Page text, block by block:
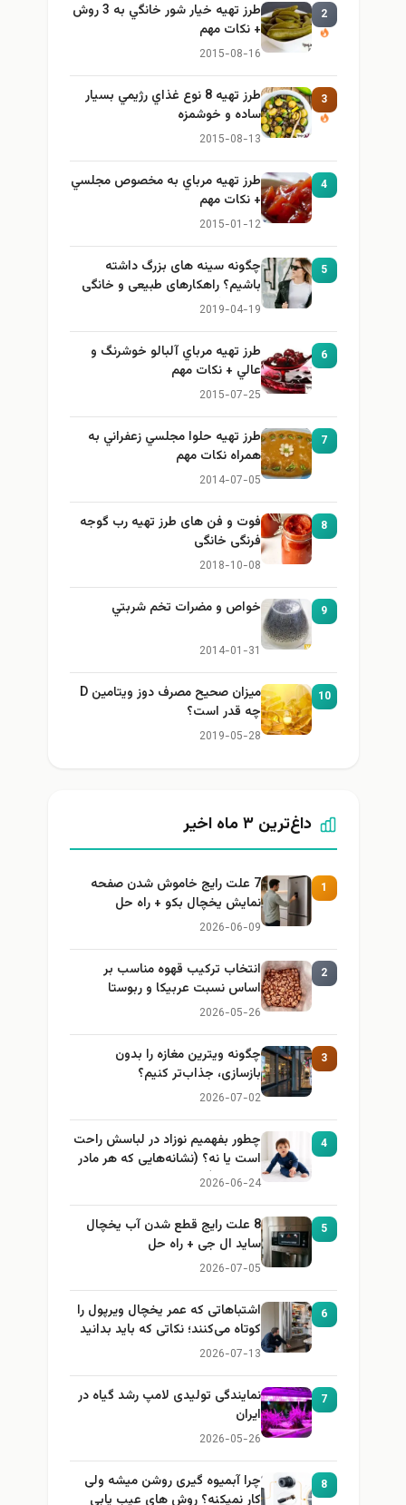
2
طرز تهيه خیار شور خانگي به 3 روش
+ نكات مهم
2015-08-16
3
طرز تهيه 8 نوع غذاي رژيمي بسيار
ساده و خوشمزه
2015-08-13
4
طرز تهيه مرباي به مخصوص مجلسي
+ نكات مهم
2015-01-12
5
چگونه سینه های بزرگ داشته
باشیم؟ راهکارهای طبیعی و خانگی
برای بزرگ کردن سینه
2019-04-19
6
طرز تهيه مرباي آلبالو خوشرنگ و
عالي + نكات مهم
2015-07-25
7
طرز تهيه حلوا مجلسي زعفراني به
همراه نكات مهم
2014-07-05
8
فوت و فن های طرز تهیه رب گوجه
فرنگی خانگی
2018-10-08
9 خواص و مضرات تخم شربتي
2014-01-31
10
میزان صحیح مصرف دوز ویتامین D
چه قدر است؟
2019-05-28
داغ‌ترین ۳ ماه اخیر
1
7 علت رایج خاموش شدن صفحه
نمایش یخچال بکو + راه حل
2026-06-09
2
انتخاب ترکیب قهوه مناسب بر
اساس نسبت عربیکا و ربوستا
2026-05-26
3
چگونه ویترین مغازه را بدون
بازسازی، جذاب‌تر کنیم؟
2026-07-02
4
چطور بفهمیم نوزاد در لباسش راحت
است یا نه؟ (نشانه‌هایی که هر مادر
باید بداند)
2026-06-24
5
8 علت رایج قطع شدن آب یخچال
ساید ال جی + راه حل
2026-07-05
6
اشتباهاتی که عمر یخچال ویرپول را
کوتاه می‌کنند؛ نکاتی که باید بدانید
2026-07-13
7
نمایندگی تولیدی لامپ رشد گیاه در
ایران
2026-05-26
8
چرا آبمیوه گیری روشن میشه ولی
کار نمیکنه؟ روش های عیب یابی